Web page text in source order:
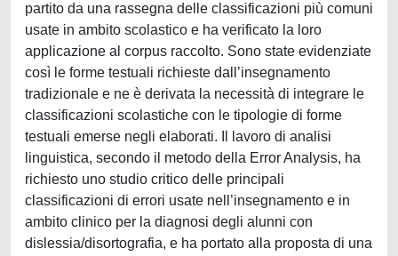
partito da una rassegna delle classificazioni più comuni
usate in ambito scolastico e ha verificato la loro
applicazione al corpus raccolto. Sono state evidenziate
così le forme testuali richieste dall’insegnamento
tradizionale e ne è derivata la necessità di integrare le
classificazioni scolastiche con le tipologie di forme
testuali emerse negli elaborati. Il lavoro di analisi
linguistica, secondo il metodo della Error Analysis, ha
richiesto uno studio critico delle principali
classificazioni di errori usate nell’insegnamento e in
ambito clinico per la diagnosi degli alunni con
dislessia/disortografia, e ha portato alla proposta di una